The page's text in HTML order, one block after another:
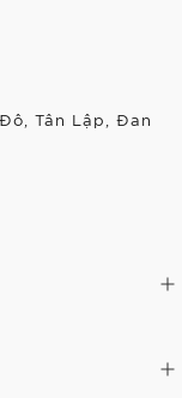
Tân Lập, Đan